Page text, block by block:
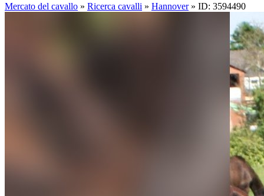
Mercato del cavallo » Ricerca cavalli » Hannover» ID: 3594490